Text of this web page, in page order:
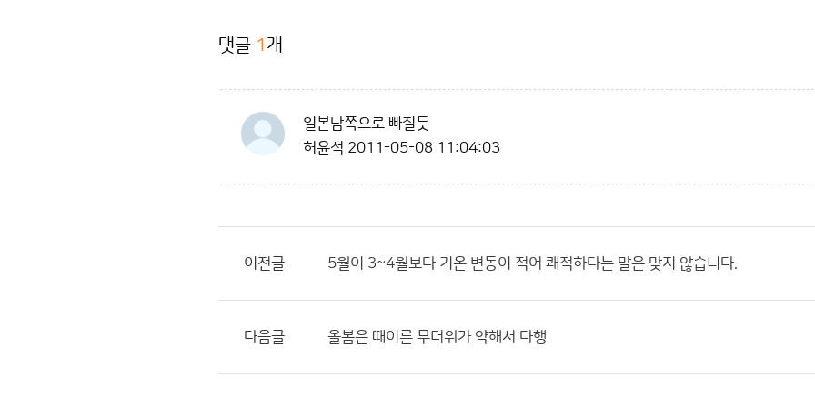
댓글 1 개
일본남쪽으로 빠질듯
허윤석 2011-05-08 11:04:03
이전글 5월이 3~4월보다 기온 변동이 적어 쾌적하다는 말은 맞지 않습니다.
다음글 올봄은 때이른 무더위가 약해서 다행